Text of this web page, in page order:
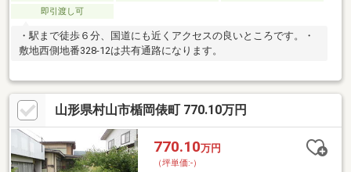
即引渡し可
・駅まで徒歩６分、国道にも近くアクセスの良いところです。・
敷地西側地番328-12は共有通路になります。
山形県村山市楯岡俵町 770.10万円
770.10万円
（坪単価:-）